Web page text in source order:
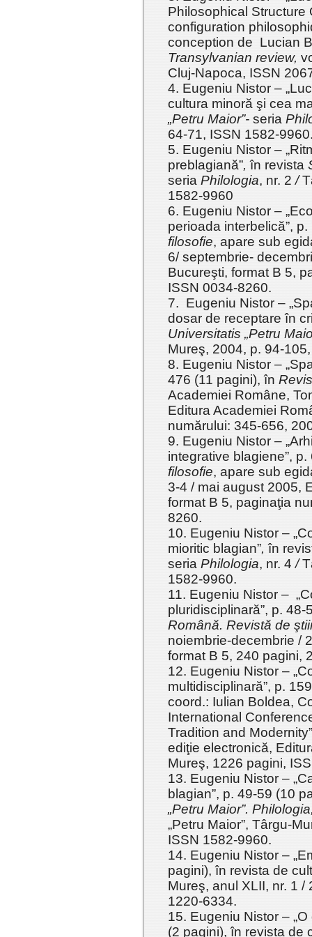
Philosophical Structure
configuration
conception de Lucian
Transylvanian review,
Cluj-Napoca, ISSN
4. Eugeniu Nistor –
cultura minoră şi cea
„Petru Maior”- seria
64-71, ISSN 1582-
5. Eugeniu Nistor –
preblagiană”,în revista
seria Philologia, nr. 2 /
1582-9960
6. Eugeniu Nistor –
perioada interbelică”,
filosofie, apare sub
6/ septembrie-
Bucureşti, format B 5,
ISSN 0034-8260.
7. Eugeniu Nistor –
dosar de receptare în
Universitatis „Petru
Mureş, 2004, p. 94-
8. Eugeniu Nistor –
476 (11 pagini), în
Academiei Române,
Editura Academiei
numărului: 345-656,
9. Eugeniu Nistor –
integrative blagiene”,
filosofie, apare sub
3-4 / mai august 2005,
format B 5, paginaţia
8260.
10. Eugeniu Nistor –
mioritic blagian”,în
seria Philologia, nr. 4 /
1582-9960.
11. Eugeniu Nistor –
pluridisciplinară”, p.
Română. Revistă de
noiembrie-decembrie /
format B 5, 240 pagini,
12. Eugeniu Nistor –
multidisciplinară”, p.
coord.: Iulian Boldea,
International
Tradition and
ediţie electronică,
Mureş, 1226 pagini,
13. Eugeniu Nistor –
blagian”, p. 49-59 (10
„Petru Maior”.
„Petru Maior”, Târgu-
ISSN 1582-9960.
14. Eugeniu Nistor –
pagini), în revista de
Mureş, anul XLII, nr. 1 /
1220-6334.
15. Eugeniu Nistor –
(2 pagini), în revista de